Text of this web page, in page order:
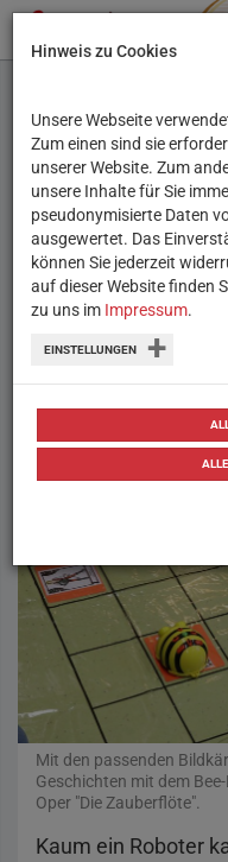
Bee-Bot-
interaktiven
Bot-Roboter.
Mit den passenden
Geschichten mit dem
Oper "Die Zauberflöte".
Kaum ein Roboter
Hinweis zu Cookies
Unsere Webseite
Zum einen sind sie
unserer Website. Zum
unsere Inhalte für Sie
pseudonymisierte Daten
ausgewertet. Das
können Sie jederzeit
auf dieser Website finden
zu uns im Impressum.
EINSTELLUNGEN